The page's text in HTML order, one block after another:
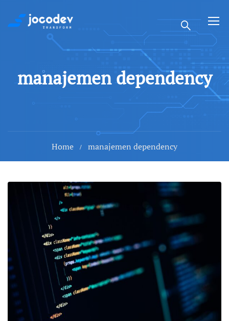
manajemen dependency
Home manajemen dependency